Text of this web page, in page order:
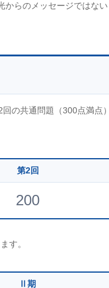
からのメッセージではない
の共通問題（300点満点）
第2回
200
す。
Ⅱ期